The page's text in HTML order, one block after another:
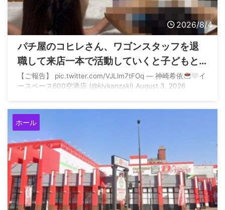
2026/8/4
パチ屋のコヒレさん、ワゴンスタッフを退
職して来店一本で活動していくと子どもと
一緒に土下座へ
【ご報告】 pic.twitter.com/VJLlm7tFOq — 神崎希依
イ
ースペース600空港店 (@kiykanzaki) August 3, 2026
ホール